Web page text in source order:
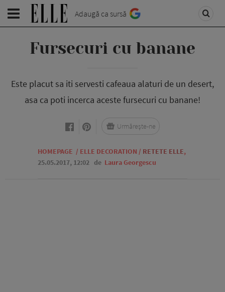
Adaugă ca sursă
Fursecuri cu banane
Este placut sa iti servesti cafeaua alaturi de un desert,
asa ca poti incerca aceste fursecuri cu banane!
HOMEPAGE / ELLE DECORATION / RETETE ELLE,
25.05.2017, 12:02 de Laura Georgescu
Urmărește-ne